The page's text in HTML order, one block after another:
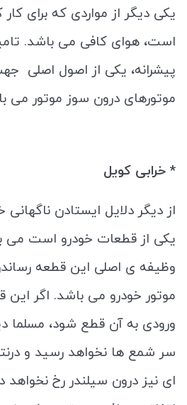
یکی دیگر از مواردی که برای
است، هوای کافی می باشد.
پیشرانه، یکی از اصول اصلی
موتورهای درون‌ سوز موتور می
* خرابی کویل
از دیگر دلایل ایستادن
یکی از قطعات خودرو است می
وظیفه ی اصلی این قطعه
موتور خودرو می باشد. اگر این
ورودی به آن قطع شود، مسلما
سر شمع‌ ها نخواهد رسید و
‌ای نیز درون سیلندر رخ